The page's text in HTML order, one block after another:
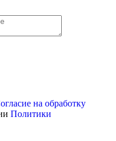
на обработку
Политики